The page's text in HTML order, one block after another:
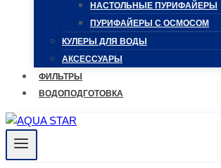
НАСТОЛЬНЫЕ ПУРИФАЙЕРЫ
ПУРИФАЙЕРЫ С ОСМОСОМ
КУЛЕРЫ ДЛЯ ВОДЫ
АКСЕССУАРЫ
ФИЛЬТРЫ
ВОДОПОДГОТОВКА